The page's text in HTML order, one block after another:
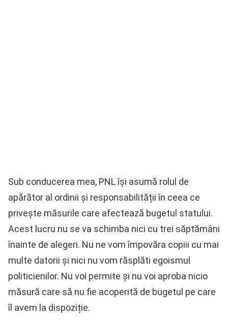
Sub conducerea mea, PNL își asumă rolul de
apărător al ordinii și responsabilității în ceea ce
privește măsurile care afectează bugetul statului.
Acest lucru nu se va schimba nici cu trei săptămâni
înainte de alegeri. Nu ne vom împovăra copiii cu mai
multe datorii și nici nu vom răsplăti egoismul
politicienilor. Nu voi permite și nu voi aproba nicio
măsură care să nu fie acoperită de bugetul pe care
îl avem la dispoziție.